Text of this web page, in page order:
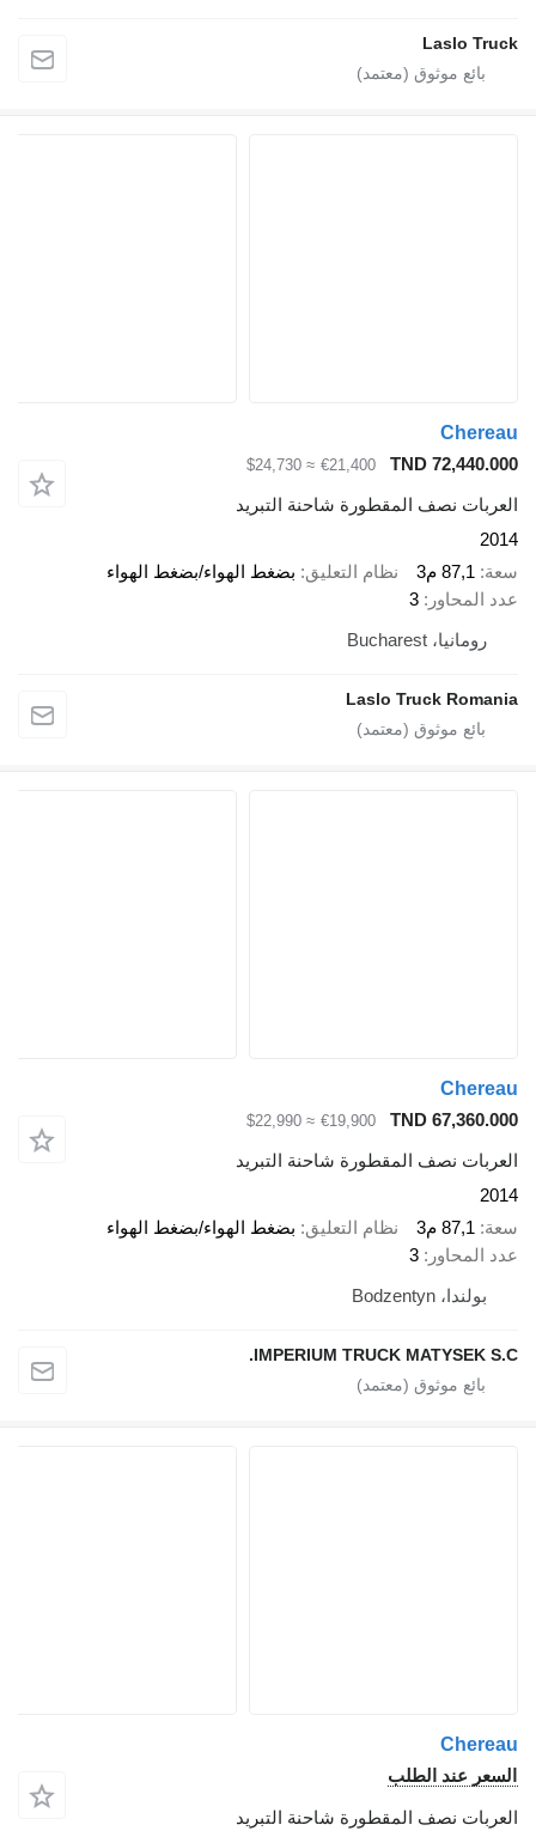
Laslo
TND
€21,400
≈ $24,730
نصف المقطورة شاحنة التبريد
87,1 م3 نظام التعليق بضغط الهواء/بضغط الهواء
المحاور 3
رومانيا، Bucharest
Laslo Truck
TND
€19,900
≈ $22,990
نصف المقطورة شاحنة التبريد
87,1 م3 نظام التعليق بضغط الهواء/بضغط الهواء
المحاور 3
بولندا، Bodzentyn
IMPERIUM TRUCK MATYSEK
عند الطلب
نصف المقطورة شاحنة التبريد